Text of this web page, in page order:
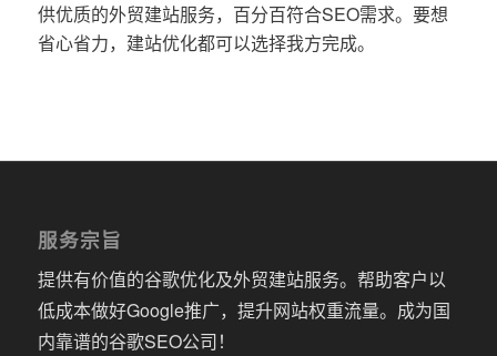
供优质的外贸建站服务，百分百符合SEO需求。要想
省心省力，建站优化都可以选择我方完成。
服务宗旨
提供有价值的谷歌优化及外贸建站服务。帮助客户以
低成本做好Google推广，提升网站权重流量。成为国
内靠谱的谷歌SEO公司！